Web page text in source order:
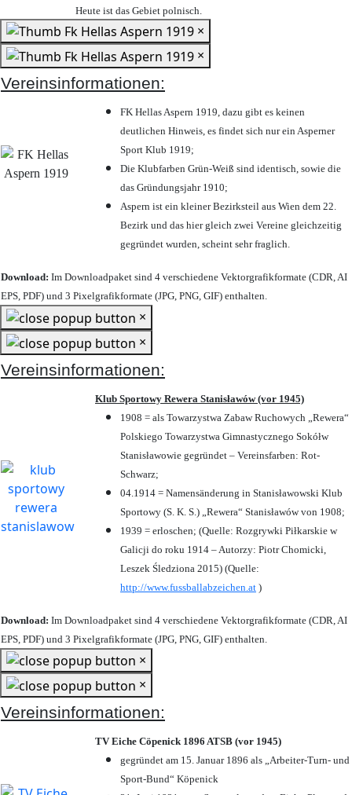
Heute ist das Gebiet polnisch.
×
×
Vereinsinformationen:
FK Hellas Aspern 1919, dazu gibt es keinen
deutlichen Hinweis, es findet sich nur ein Asperner
Sport Klub 1919;
Die Klubfarben Grün-Weiß sind identisch, sowie die
das Gründungsjahr 1910;
Aspern ist ein kleiner Bezirksteil aus Wien dem 22.
Bezirk und das hier gleich zwei Vereine gleichzeitig
gegründet wurden, scheint sehr fraglich.
Download: Im Downloadpaket sind 4 verschiedene Vektorgrafikformate (CDR, AI
EPS, PDF) und 3 Pixelgrafikformate (JPG, PNG, GIF) enthalten.
×
×
Vereinsinformationen:
Klub Sportowy Rewera Stanisławów (vor 1945)
1908 = als Towarzystwa Zabaw Ruchowych „Rewera“
Polskiego Towarzystwa Gimnastycznego Sokółw
Stanisławowie gegründet – Vereinsfarben: Rot-
Schwarz;
04.1914 = Namensänderung in Stanisławowski Klub
Sportowy (S. K. S.) „Rewera“ Stanisławów von 1908;
1939 = erloschen; (Quelle: Rozgrywki Piłkarskie w
Galicji do roku 1914 – Autorzy: Piotr Chomicki,
Leszek Śledziona 2015) (Quelle:
http://www.fussballabzeichen.at )
Download: Im Downloadpaket sind 4 verschiedene Vektorgrafikformate (CDR, AI
EPS, PDF) und 3 Pixelgrafikformate (JPG, PNG, GIF) enthalten.
×
×
Vereinsinformationen:
TV Eiche Cöpenick 1896 ATSB (vor 1945)
gegründet am 15. Januar 1896 als „Arbeiter-Turn- und
Sport-Bund“ Köpenick